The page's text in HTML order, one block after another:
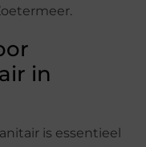
in
is essentieel